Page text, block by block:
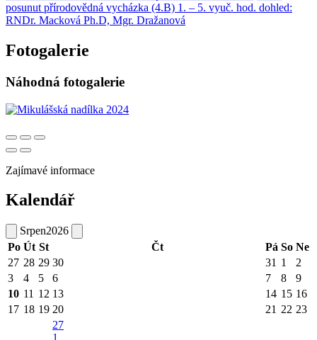
posunut přírodovědná vycházka (4.B) 1. – 5. vyuč. hod. dohled:
RNDr. Macková Ph.D, Mgr. Dražanová
Fotogalerie
Náhodná fotogalerie
Zajímavé informace
Kalendář
Srpen2026
Po Út St Čt Pá So Ne
27 28 29 30 31 1
2
3
4 5 6 7 8
9
10 11 12 13 14 15 16
17 18 19 20 21 22 23
27